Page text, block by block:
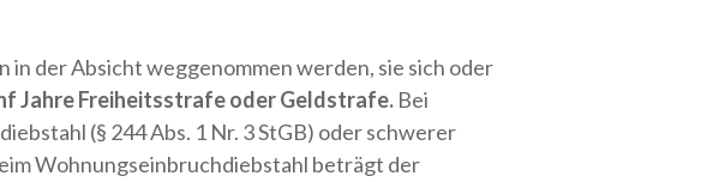
in der Absicht weggenommen werden, sie sich oder
Jahre Freiheitsstrafe oder Geldstrafe. Bei
(§ 244 Abs. 1 Nr. 3 StGB) oder schwerer
Wohnungseinbruchdiebstahl beträgt der